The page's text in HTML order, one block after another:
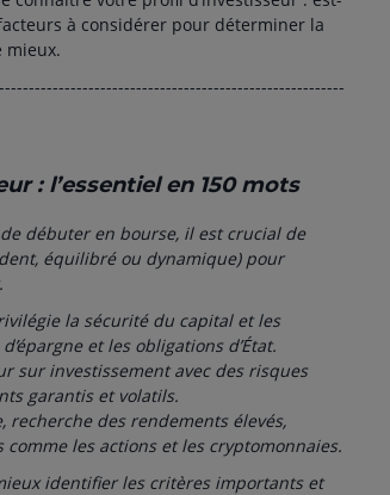
à considérer pour déterminer la
mieux.
: l’essentiel en 150 mots
débuter en bourse, il est crucial de
équilibré ou dynamique) pour
la sécurité du capital et les
et les obligations d’État.
sur investissement avec des risques
garantis et volatils.
des rendements élevés,
les actions et les cryptomonnaies.
identifier les critères importants et